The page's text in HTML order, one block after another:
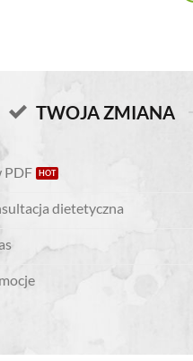
TWOJA ZMIANA
PDF
dietetyczna